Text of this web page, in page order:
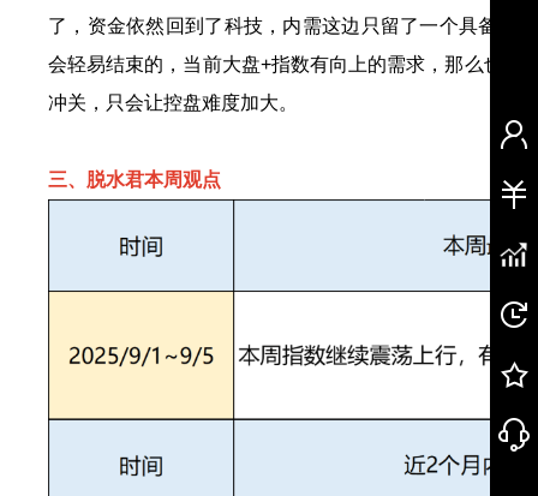
了，资金依然回到了科技，内需这边只留了一个具备一
会轻易结束的，当前大盘+指数有向上的需求，那么也一
冲关，只会让控盘难度加大。
三、脱水君本周观点